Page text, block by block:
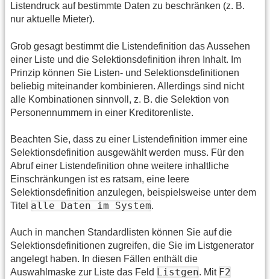
Listendruck auf bestimmte Daten zu beschränken (z. B.
nur aktuelle Mieter).
Grob gesagt bestimmt die Listendefinition das Aussehen
einer Liste und die Selektionsdefinition ihren Inhalt. Im
Prinzip können Sie Listen- und Selektionsdefinitionen
beliebig miteinander kombinieren. Allerdings sind nicht
alle Kombinationen sinnvoll, z. B. die Selektion von
Personennummern in einer Kreditorenliste.
Beachten Sie, dass zu einer Listendefinition immer eine
Selektionsdefinition ausgewählt werden muss. Für den
Abruf einer Listendefinition ohne weitere inhaltliche
Einschränkungen ist es ratsam, eine leere
Selektionsdefinition anzulegen, beispielsweise unter dem
Titel alle Daten im System.
Auch in manchen Standardlisten können Sie auf die
Selektionsdefinitionen zugreifen, die Sie im Listgenerator
angelegt haben. In diesen Fällen enthält die
Auswahlmaske zur Liste das Feld Listgen. Mit F2